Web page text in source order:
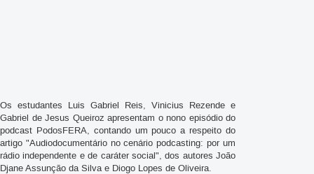
Os estudantes Luis Gabriel Reis, Vinicius Rezende e
Gabriel de Jesus Queiroz apresentam o nono episódio do
podcast PodosFERA, contando um pouco a respeito do
artigo "Audiodocumentário no cenário podcasting: por um
rádio independente e de caráter social", dos autores João
Djane Assunção da Silva e Diogo Lopes de Oliveira.